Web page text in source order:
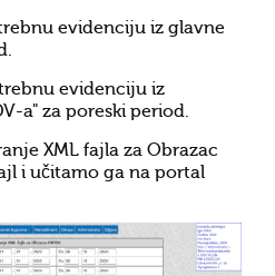
evidenciju iz glavne
evidenciju iz
a" za poreski period.
XML fajla za Obrazac
i učitamo ga na portal